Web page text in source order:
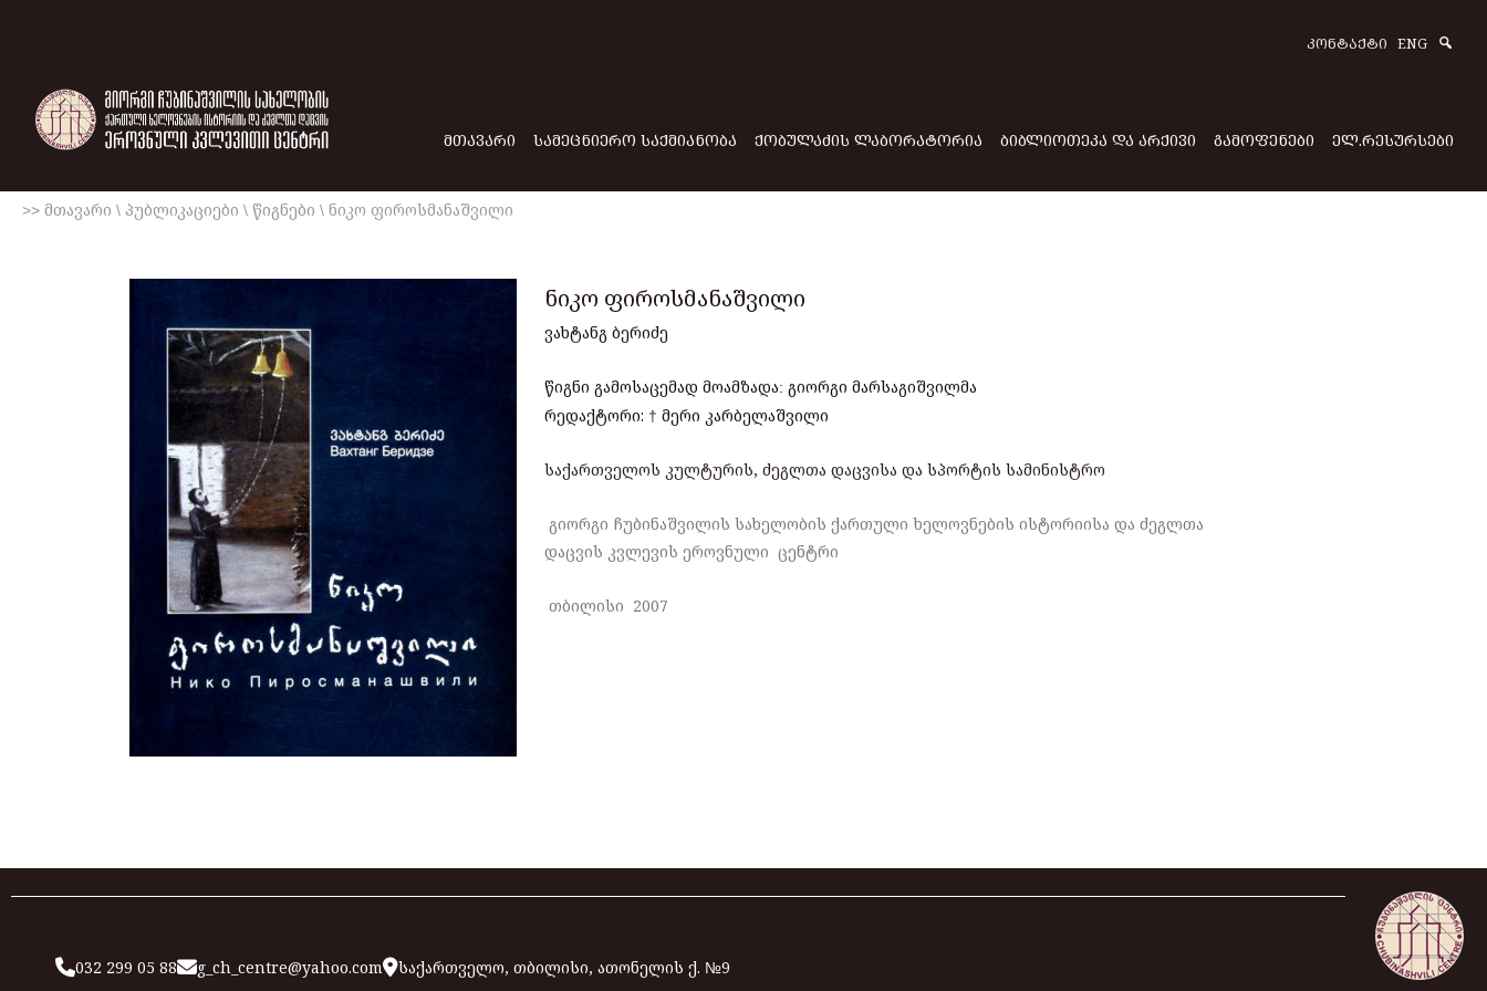
ᲙᲝᲜᲢᲐᲥᲢᲘ ENG
ᲛᲗᲐᲕᲐᲠᲘ ᲡᲐᲛᲔᲪᲜᲘᲔᲠᲝ ᲡᲐᲥᲛᲘᲐᲜᲝᲑᲐ ᲥᲝᲑᲣᲚᲐᲫᲘᲡ ᲚᲐᲑᲝᲠᲐᲢᲝᲠᲘᲐ ᲑᲘᲑᲚᲘᲝᲗᲔᲙᲐ ᲓᲐ ᲐᲠᲥᲘᲕᲘ ᲒᲐᲛᲝᲤᲔᲜᲔᲑᲘ ᲔᲚ.ᲠᲔᲡᲣᲠᲡᲔᲑᲘ
>> მთავარი \ პუბლიკაციები \ წიგნები \ ნიკო ფიროსმანაშვილი
ნიკო ფიროსმანაშვილი
ვახტანგ ბერიძე
წიგნი გამოსაცემად მოამზადა: გიორგი მარსაგიშვილმა
რედაქტორი: † მერი კარბელაშვილი
საქართველოს კულტურის, ძეგლთა დაცვისა და სპორტის სამინისტრო
გიორგი ჩუბინაშვილის სახელობის ქართული ხელოვნების ისტორიისა და ძეგლთა
დაცვის კვლევის ეროვნული ცენტრი
თბილისი 2007
032 299 05 88 g_ch_centre@yahoo.com საქართველო, თბილისი, ათონელის ქ. №9